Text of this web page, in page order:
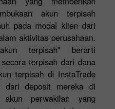
akun terpisah
pada modal klien dari
aktivitas perusahaan.
terpisah" berarti
terpisah dari dana
terpisah di InstaTrade
dari deposit mereka di
perwakilan yang